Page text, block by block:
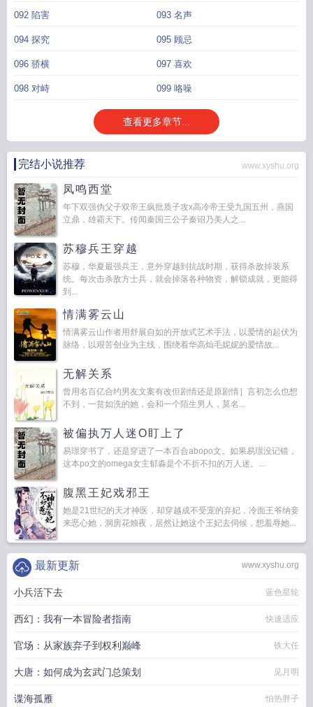
092 陷害 093 名声
094 探究 095 顾忌
096 骄横 097 喜欢
098 对峙 099 咯噪
查看更多章节...
完结小说推荐 www.xyshu.org
凤鸣西堂
年下双强伪父子双帝王疯批质子攻x高冷帝王受九国五州，燕国
立鼎，雄霸天下。传闻秦国三公子秦诏乃美人之...
苏穆兵王穿越
苏穆，华夏最强兵王，意外穿越到抗战时期，获得杀敌掉装系
统。每次击杀敌方士兵，就会掉落各种物资，解锁成就，更能得
到...
情满雾云山
情满雾云山作者用舒展自如的开放式艺术手法，以爱情的起伏为
脉络，以艰苦创业为主线，围绕着华高灿毛妮妮的爱情故...
无解关系
曾用名百亿合约男友文案有改但剧情还是原剧情］言初怎么也想
不到，一贫如洗的她，会和一个陌生男人，莫名...
被偏执万人迷O盯上了
易璟穿书了，还是穿进了一本百合abopo文。如果易璟没记错，
这本po文的omega女主郁淼是个不折不扣的万人迷。...
腹黑王妃戏邪王
她是21世纪的天才神医，却穿越成不受宠的弃妃，冷面王爷纳妾
来恶心她，洞房花烛夜，居然让她这个王妃去伺候，想羞辱她...
www.xyshu.org
最新更新
小兵活下去 蓝色星轮
西幻：我有一本冒险者指南 快速适应
官场：从家族弃子到权利巅峰 铁大任
大唐：如何成为玄武门总策划 见月明
谍海孤雁 怕热胖子